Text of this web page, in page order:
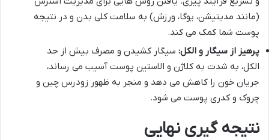
(مانند مدیتیشن، یوگا، ورزش) به سلامت کلی بدن و در نتیجه
پوست شما کمک می کند.
پرهیز از سیگار و الکل: سیگار کشیدن و مصرف بیش از حد
الکل، به شدت به کلاژن و الاستین پوست آسیب می رساند،
جریان خون را کاهش می دهد و منجر به ظهور زودرس چین و
چروک و کدری پوست می شود.
نتیجه گیری نهایی